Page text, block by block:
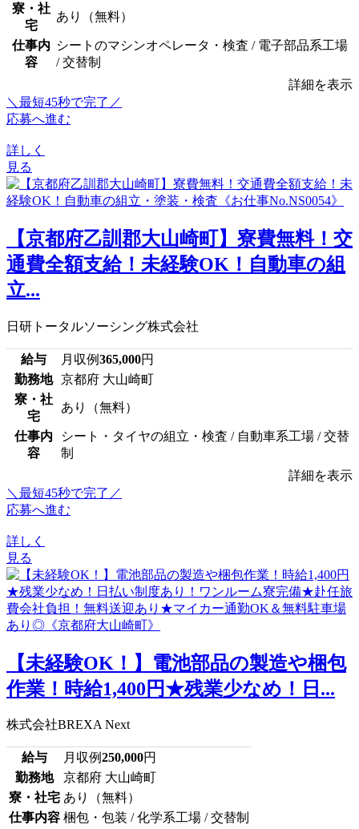
寮・社
宅
あり（無料）
仕事内
容
シートのマシンオペレータ・検査 / 電子部品系工場
/ 交替制
詳細を表示
＼最短45秒で完了／
応募へ進む
詳しく
見る
【京都府乙訓郡大山崎町】寮費無料！交
通費全額支給！未経験OK！自動車の組
立...
日研トータルソーシング株式会社
給与 月収例365,000円
勤務地
京都府 大山崎町
寮・社
宅
あり（無料）
仕事内
容
シート・タイヤの組立・検査 / 自動車系工場 / 交替
制
詳細を表示
＼最短45秒で完了／
応募へ進む
詳しく
見る
【未経験OK！】電池部品の製造や梱包
作業！時給1,400円★残業少なめ！日...
株式会社BREXA Next
給与 月収例250,000円
勤務地
京都府 大山崎町
寮・社宅 あり（無料）
仕事内容 梱包・包装 / 化学系工場 / 交替制